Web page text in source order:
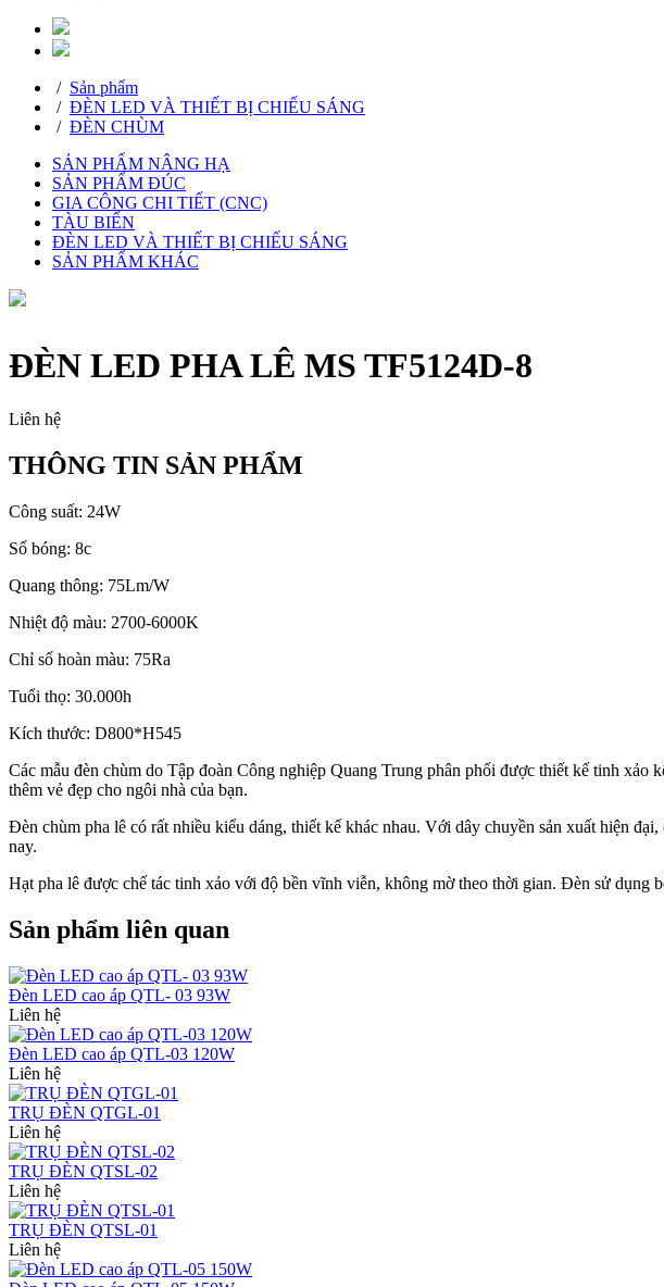
/ Sản phẩm
/ ĐÈN LED VÀ THIẾT BỊ CHIẾU SÁNG
/ ĐÈN CHÙM
SẢN PHẨM NÂNG HẠ
SẢN PHẨM ĐÚC
GIA CÔNG CHI TIẾT (CNC)
TÀU BIỂN
ĐÈN LED VÀ THIẾT BỊ CHIẾU SÁNG
SẢN PHẨM KHÁC
ĐÈN LED PHA LÊ MS TF5124D-8
Liên hệ
THÔNG TIN SẢN PHẨM
Công suất: 24W
Số bóng: 8c
Quang thông: 75Lm/W
Nhiệt độ màu: 2700-6000K
Chỉ số hoàn màu: 75Ra
Tuổi thọ: 30.000h
Kích thước: D800*H545
Các mẫu đèn chùm do Tập đoàn Công nghiệp Quang Trung phân phối được thiết kế tinh
thêm vẻ đẹp cho ngôi nhà của bạn.
Đèn chùm pha lê có rất nhiều kiểu dáng, thiết kế khác nhau. Với dây chuyền sản xuất hiện
nay.
Hạt pha lê được chế tác tinh xảo với độ bền vĩnh viễn, không mờ theo thời gian. Đèn sử dụng
Sản phẩm liên quan
Đèn LED cao áp QTL- 03 93W
Liên hệ
Đèn LED cao áp QTL-03 120W
Liên hệ
TRỤ ĐÈN QTGL-01
Liên hệ
TRỤ ĐÈN QTSL-02
Liên hệ
TRỤ ĐÈN QTSL-01
Liên hệ